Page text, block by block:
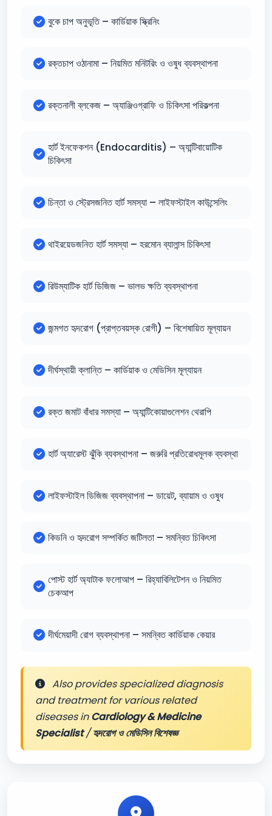
বুকে চাপ অনুভূতি – কার্ডিয়াক স্ক্রিনিং
রক্তচাপ ওঠানামা – নিয়মিত মনিটরিং ও ওষুধ ব্যবস্থাপনা
রক্তনালী ব্লকেজ – অ্যাঞ্জিওগ্রাফি ও চিকিৎসা পরিকল্পনা
হার্ট ইনফেকশন (Endocarditis) – অ্যান্টিবায়োটিক
চিকিৎসা
চিন্তা ও স্ট্রেসজনিত হার্ট সমস্যা – লাইফস্টাইল কাউন্সেলিং
থাইরয়েডজনিত হার্ট সমস্যা – হরমোন ব্যালান্স চিকিৎসা
রিউম্যাটিক হার্ট ডিজিজ – ভালভ ক্ষতি ব্যবস্থাপনা
জন্মগত হৃদরোগ (প্রাপ্তবয়স্ক রোগী) – বিশেষায়িত মূল্যায়ন
দীর্ঘস্থায়ী ক্লান্তি – কার্ডিয়াক ও মেডিসিন মূল্যায়ন
রক্ত জমাট বাঁধার সমস্যা – অ্যান্টিকোয়াগুলেশন থেরাপি
হার্ট অ্যারেস্ট ঝুঁকি ব্যবস্থাপনা – জরুরি প্রতিরোধমূলক ব্যবস্থা
লাইফস্টাইল ডিজিজ ব্যবস্থাপনা – ডায়েট, ব্যায়াম ও ওষুধ
কিডনি ও হৃদরোগ সম্পর্কিত জটিলতা – সমন্বিত চিকিৎসা
পোস্ট হার্ট অ্যাটাক ফলোআপ – রিহ্যাবিলিটেশন ও নিয়মিত
চেকআপ
দীর্ঘমেয়াদী রোগ ব্যবস্থাপনা – সমন্বিত কার্ডিয়াক কেয়ার
Also provides specialized diagnosis
and treatment for various related
diseases inCardiology & Medicine
Specialist/হৃদরোগ ও মেডিসিন বিশেষজ্ঞ